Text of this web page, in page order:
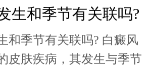
生和季节有关联吗?
和季节有关联吗? 白癜风
皮肤疾病，其发生与季节